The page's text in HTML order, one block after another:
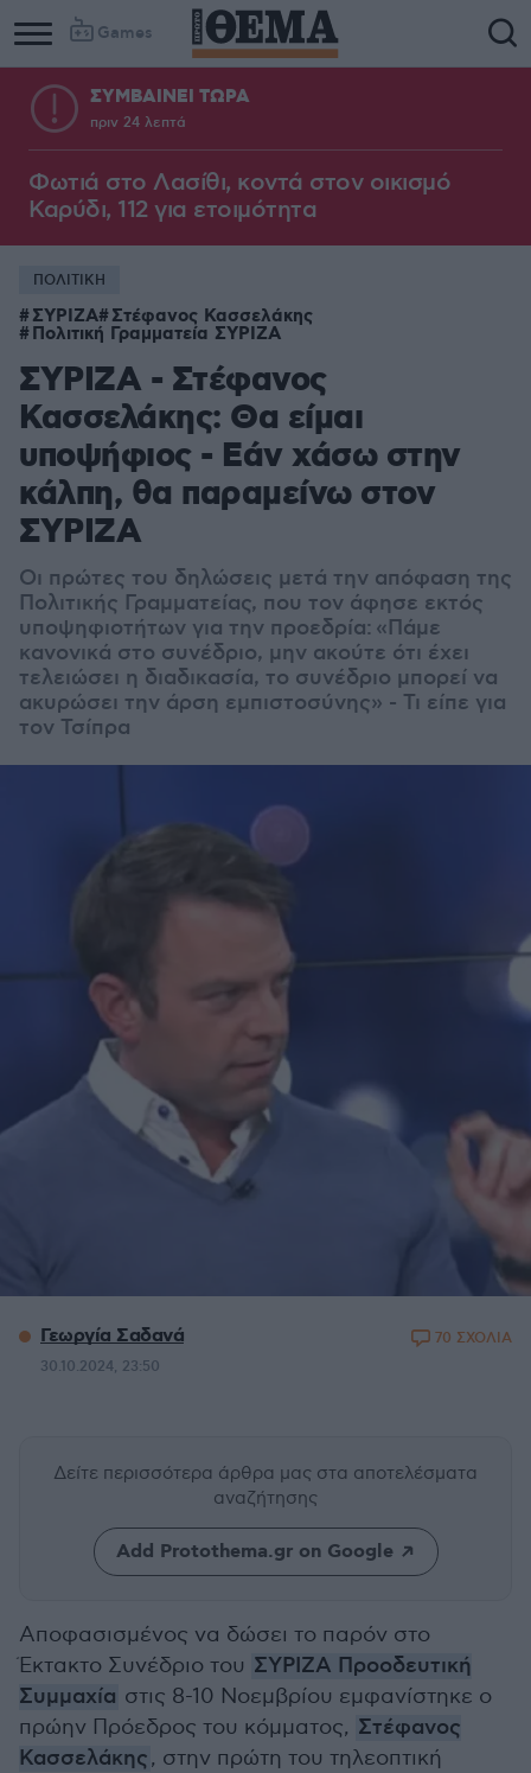
Games
ΣΥΜΒΑΙΝΕΙ ΤΩΡΑ
πριν 24 λεπτά
Φωτιά στο Λασίθι, κοντά στον οικισμό
Καρύδι, 112 για ετοιμότητα
ΠΟΛΙΤΙΚΗ
ΣΥΡΙΖΑ Στέφανος Κασσελάκης
Πολιτική Γραμματεία ΣΥΡΙΖΑ
ΣΥΡΙΖΑ - Στέφανος
Κασσελάκης: Θα είμαι
υποψήφιος - Εάν χάσω στην
κάλπη, θα παραμείνω στον
ΣΥΡΙΖΑ
Οι πρώτες του δηλώσεις μετά την απόφαση της
Πολιτικής Γραμματείας, που τον άφησε εκτός
υποψηφιοτήτων για την προεδρία: «Πάμε
κανονικά στο συνέδριο, μην ακούτε ότι έχει
τελειώσει η διαδικασία, το συνέδριο μπορεί να
ακυρώσει την άρση εμπιστοσύνης» - Τι είπε για
τον Τσίπρα
Γεωργία Σαδανά
30.10.2024, 23:50
70 ΣΧΟΛΙΑ
Δείτε περισσότερα άρθρα μας στα αποτελέσματα
αναζήτησης
Add Protothema.gr on Google
Αποφασισμένος να δώσει το παρόν στο
Έκτακτο Συνέδριο του ΣΥΡΙΖΑ Προοδευτική
Συμμαχία στις 8-10 Νοεμβρίου εμφανίστηκε ο
πρώην Πρόεδρος του κόμματος, Στέφανος
Κασσελάκης, στην πρώτη του τηλεοπτική